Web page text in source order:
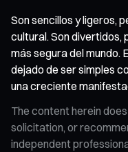
Son sencillos y ligeros,
cultural. Son divertidos,
más segura del mundo.
dejado de ser simples
una creciente
The content herein
solicitation, or
independent